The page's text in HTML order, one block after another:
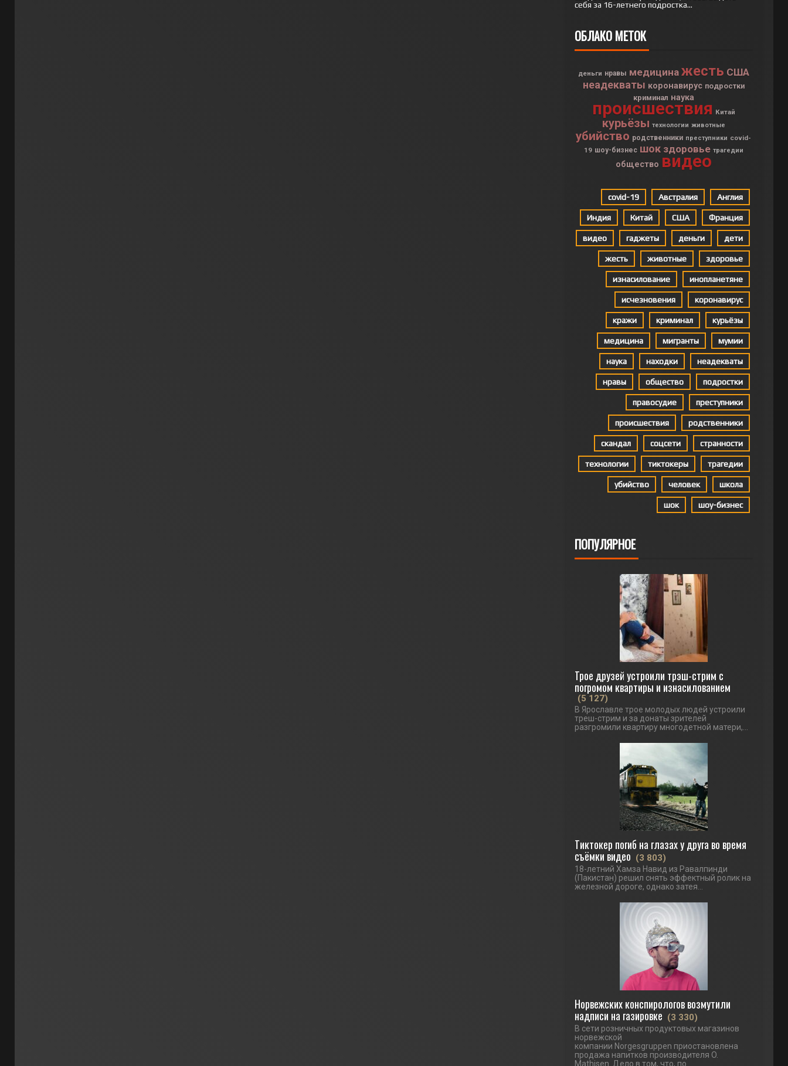
себя за 16-летнего подростка...
ОБЛАКО МЕТОК
деньги нравы медицина жесть США
неадекваты коронавирус подростки
криминал наука
происшествия Китай
курьёзы технологии животные
убийство родственники преступники covid-
19 шоу-бизнес шок здоровье трагедии
общество видео
covid-19 Австралия Англия
Индия Китай США Франция
видео гаджеты деньги дети
жесть животные здоровье
изнасилование инопланетяне
исчезновения коронавирус
кражи криминал курьёзы
медицина мигранты мумии
наука находки неадекваты
нравы общество подростки
правосудие преступники
происшествия родственники
скандал соцсети странности
технологии тиктокеры трагедии
убийство человек школа
шок шоу-бизнес
ПОПУЛЯРНОЕ
Трое друзей устроили трэш-стрим с
погромом квартиры и изнасилованием
(5 127)
В Ярославле трое молодых людей устроили
треш-стрим и за донаты зрителей
разгромили квартиру многодетной матери,...
Тиктокер погиб на глазах у друга во время
съёмки видео (3 803)
18-летний Хамза Навид из Равалпинди
(Пакистан) решил снять эффектный ролик на
железной дороге, однако затея...
Норвежских конспирологов возмутили
надписи на газировке (3 330)
В сети розничных продуктовых магазинов
норвежской
компании Norgesgruppen приостановлена
продажа напитков производителя O.
Mathisen. Дело в том, что, по...